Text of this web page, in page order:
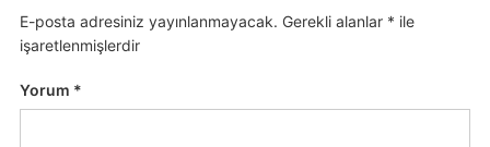
E-posta adresiniz yayınlanmayacak. Gerekli alanlar * ile
işaretlenmişlerdir
Yorum *